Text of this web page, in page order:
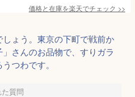
価格と在庫を楽天でチェック >>
ょう。東京の下町で戦前か
さんのお品物で、すりガラ
つわです。
質問